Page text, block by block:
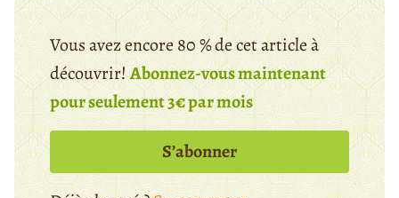
Vous avez encore 80 % de cet article à
découvrir!Abonnez-vous maintenant
pour seulement 3€ par mois
S’abonner